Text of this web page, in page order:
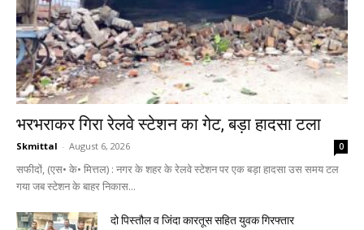
भरभराकर गिरा रेलवे स्टेशन का गेट, बड़ा हादसा टला
Skmittal - August 6, 2026 0
सफीदों, (एस• के• मित्तल) : नगर के शहर के रेलवे स्टेशन पर एक बड़ा हादसा उस समय टल
गया जब स्टेशन के बाहर निकास...
दो पिस्तौल व जिंदा कारतूस सहित युवक गिरफ्तार